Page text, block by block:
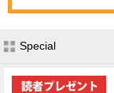
Special